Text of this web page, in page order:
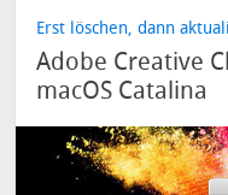
Erst löschen, dann
Adobe Creative
macOS Catalina